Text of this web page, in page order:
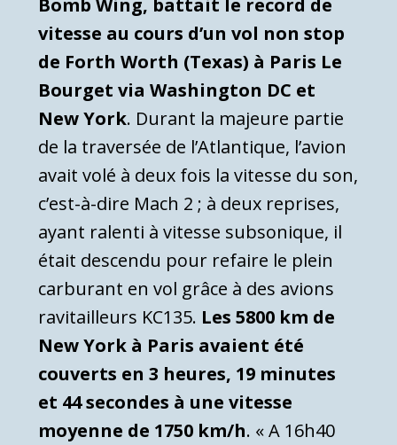
Bomb Wing, battait le record de
vitesse au cours d’un vol non stop
de Forth Worth (Texas) à Paris Le
Bourget via Washington DC et
New York. Durant la majeure partie
de la traversée de l’Atlantique, l’avion
avait volé à deux fois la vitesse du son,
c’est-à-dire Mach 2 ; à deux reprises,
ayant ralenti à vitesse subsonique, il
était descendu pour refaire le plein
carburant en vol grâce à des avions
ravitailleurs KC135. Les 5800 km de
New York à Paris avaient été
couverts en 3 heures, 19 minutes
et 44 secondes à une vitesse
moyenne de 1750 km/h. « A 16h40